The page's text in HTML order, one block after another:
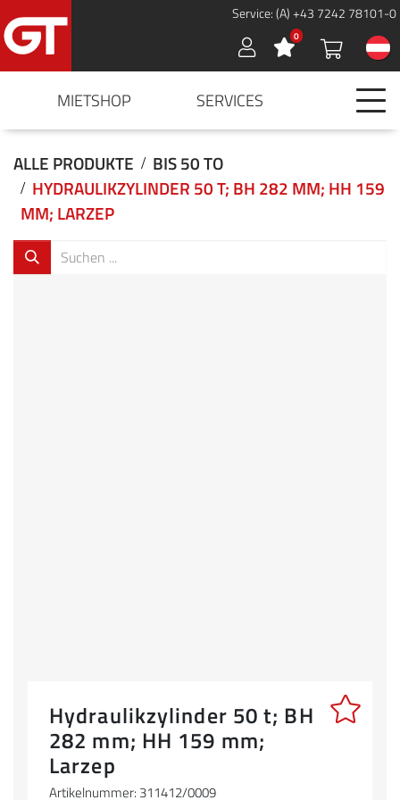
Service: (A) +43 7242 78101-0
Sign in 0
MIETSHOP SERVICES
ALLE PRODUKTE
BIS 50 TO
HYDRAULIKZYLINDER 50 T; BH 282 MM; HH 159
MM; LARZEP
Hydraulikzylinder 50 t; BH
282 mm; HH 159 mm;
Larzep
Artikelnummer: 311412/0009